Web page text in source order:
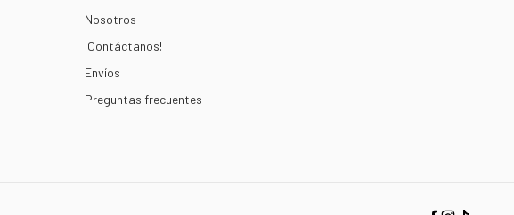
Nosotros
¡Contáctanos!
Envíos
Preguntas frecuentes